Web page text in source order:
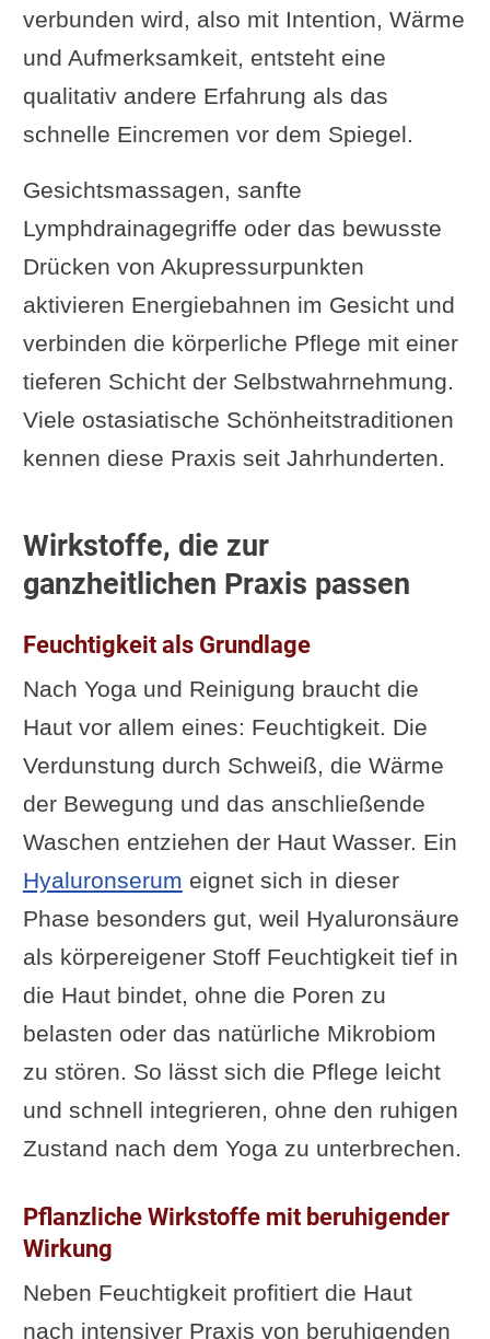
verbunden wird, also mit Intention, Wärme
und Aufmerksamkeit, entsteht eine
qualitativ andere Erfahrung als das
schnelle Eincremen vor dem Spiegel.
Gesichtsmassagen, sanfte
Lymphdrainagegriffe oder das bewusste
Drücken von Akupressurpunkten
aktivieren Energiebahnen im Gesicht und
verbinden die körperliche Pflege mit einer
tieferen Schicht der Selbstwahrnehmung.
Viele ostasiatische Schönheitstraditionen
kennen diese Praxis seit Jahrhunderten.
Wirkstoffe, die zur
ganzheitlichen Praxis passen
Feuchtigkeit als Grundlage
Nach Yoga und Reinigung braucht die
Haut vor allem eines: Feuchtigkeit. Die
Verdunstung durch Schweiß, die Wärme
der Bewegung und das anschließende
Waschen entziehen der Haut Wasser. Ein
Hyaluronserum eignet sich in dieser
Phase besonders gut, weil Hyaluronsäure
als körpereigener Stoff Feuchtigkeit tief in
die Haut bindet, ohne die Poren zu
belasten oder das natürliche Mikrobiom
zu stören. So lässt sich die Pflege leicht
und schnell integrieren, ohne den ruhigen
Zustand nach dem Yoga zu unterbrechen.
Pflanzliche Wirkstoffe mit beruhigender
Wirkung
Neben Feuchtigkeit profitiert die Haut
nach intensiver Praxis von beruhigenden